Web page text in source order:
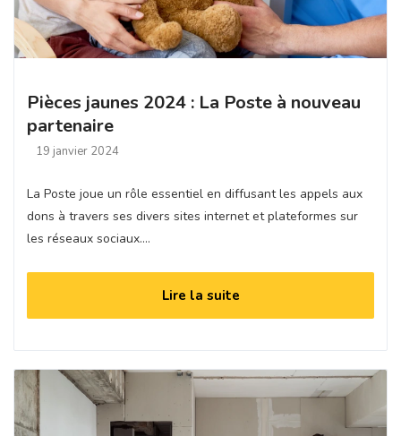
Pièces jaunes 2024 : La Poste à nouveau
partenaire
19 janvier 2024
La Poste joue un rôle essentiel en diffusant les appels aux
dons à travers ses divers sites internet et plateformes sur
les réseaux sociaux.…
Lire la suite